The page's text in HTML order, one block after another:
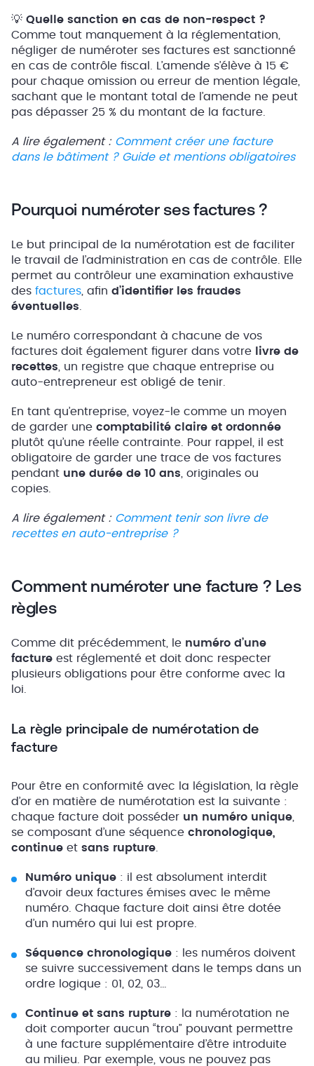
💡 Quelle sanction en cas de non-respect ?
Comme tout manquement à la réglementation,
négliger de numéroter ses factures est sanctionné
en cas de contrôle fiscal. L’amende s’élève à 15 €
pour chaque omission ou erreur de mention légale,
sachant que le montant total de l’amende ne peut
pas dépasser 25 % du montant de la facture.
A lire également : Comment créer une facture
dans le bâtiment ? Guide et mentions obligatoires
Pourquoi numéroter ses factures ?
Le but principal de la numérotation est de faciliter
le travail de l’administration en cas de contrôle. Elle
permet au contrôleur une examination exhaustive
des factures, afin d’identifier les fraudes
éventuelles.
Le numéro correspondant à chacune de vos
factures doit également figurer dans votre
livre de
recettes, un registre que chaque entreprise ou
auto-entrepreneur est obligé de tenir.
En tant qu’entreprise, voyez-le comme un moyen
de garder une comptabilité claire et ordonnée
plutôt qu’une réelle contrainte. Pour rappel, il est
obligatoire de garder une trace de vos factures
pendant une durée de 10 ans, originales ou
copies.
A lire également : Comment tenir son livre de
recettes en auto-entreprise ?
Comment numéroter une facture ? Les
règles
Comme dit précédemment, le numéro d’une
facture est réglementé et doit donc respecter
plusieurs obligations pour être conforme avec la
loi.
La règle principale de numérotation de
facture
Pour être en conformité avec la législation, la règle
d’or en matière de numérotation est la suivante :
chaque facture doit posséder un numéro unique,
se composant d’une séquence chronologique,
continue et sans rupture.
Numéro unique : il est absolument interdit
d’avoir deux factures émises avec le même
numéro. Chaque facture doit ainsi être dotée
d’un numéro qui lui est propre.
Séquence chronologique : les numéros doivent
se suivre successivement dans le temps dans un
ordre logique : 01, 02, 03…
Continue et sans rupture : la numérotation ne
doit comporter aucun “trou” pouvant permettre
à une facture supplémentaire d’être introduite
au milieu. Par exemple, vous ne pouvez pas